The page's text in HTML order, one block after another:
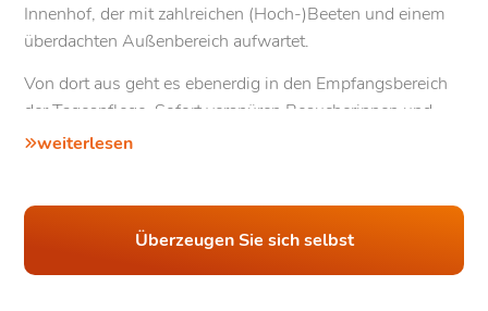
Innenhof, der mit zahlreichen (Hoch-)Beeten und einem
überdachten Außenbereich aufwartet.
Von dort aus geht es ebenerdig in den Empfangsbereich
der Tagespflege. Sofort verspüren Besucherinnen und
Besucher das besondere
rustikale Optik lädt ein, gemütliche Momente in heiterer
Gesellschaft zu verbringen, und orientiert sich an der
Biografie unserer Tagespflegegäste.
weiterlesen
Überzeugen Sie sich selbst